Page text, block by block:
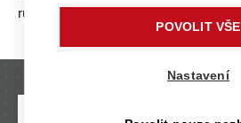
různými psychickými obtížemi.
daň. Podle celostní fyzioterapeutky
POVOLIT VŠE
Nastavení